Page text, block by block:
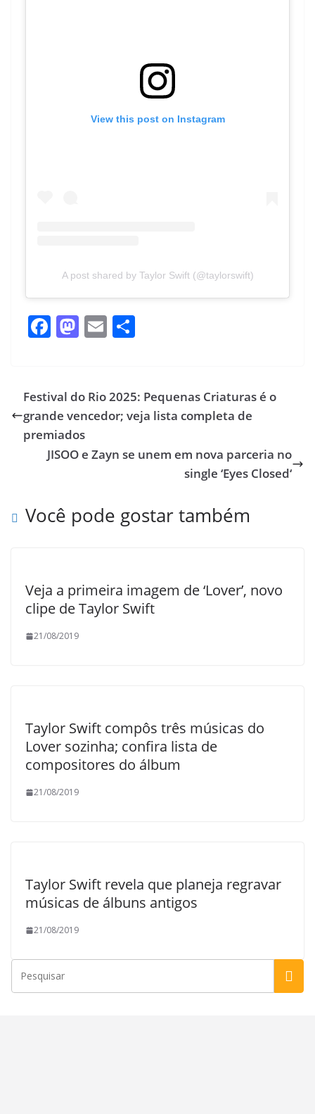
View this post on Instagram
A post shared by Taylor Swift (@taylorswift)
F
b
o
o
k
M
d
o
n
E
l e
Festival do Rio 2025: Pequenas Criaturas é o
grande vencedor; veja lista completa de
premiados
JISOO e Zayn se unem em nova parceria no
single ‘Eyes Closed‘
Você pode gostar também
Veja a primeira imagem de ‘Lover’, novo
clipe de Taylor Swift
21/08/2019
Taylor Swift compôs três músicas do
Lover sozinha; confira lista de
compositores do álbum
21/08/2019
Taylor Swift revela que planeja regravar
músicas de álbuns antigos
21/08/2019